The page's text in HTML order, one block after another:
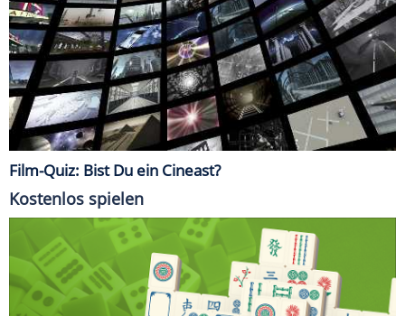
Film-Quiz: Bist Du ein Cineast?
Kostenlos spielen